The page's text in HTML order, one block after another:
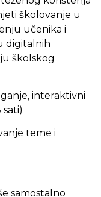
školovanje u
učenika i
digitalnih
školskog
interaktivni
teme i
samostalno